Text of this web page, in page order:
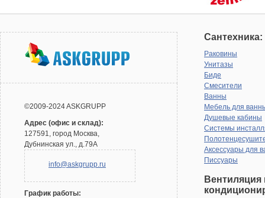
©2009-2024 ASKGRUPP
Адрес (офис и склад):
127591, город Москва,
Дубнинская ул., д.79А
info@askgrupp.ru
График работы:
Сантехника:
Раковины
Унитазы
Биде
Смесители
Ванны
Мебель для
Душевые кабины
Системы
Аксессуары для
Писсуары
Вентиляция